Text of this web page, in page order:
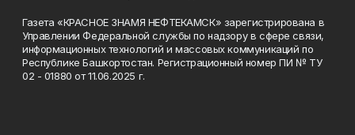
Газета «КРАСНОЕ ЗНАМЯ НЕФТЕКАМСК» зарегистрирована в
Управлении Федеральной службы по надзору в сфере связи,
информационных технологий и массовых коммуникаций по
Республике Башкортостан. Регистрационный номер ПИ № ТУ
02 - 01880 от 11.06.2025 г.